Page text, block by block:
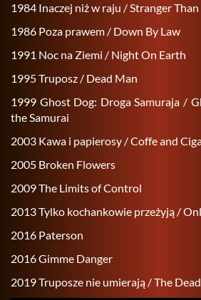
1984 Ina­czej niż w raju / Stran­ger
1986 Poza pra­wem / Down By Law
1991 Noc na Ziemi / Night On Earth
1995 Tru­posz / Dead Man
1999 Ghost Dog: Droga Sa­mu­ra­ja /
the Sa­mu­rai
2003 Kawa i pa­pie­ro­sy / Coffe and
2005 Bro­ken Flo­wers
2009 The Li­mits of Con­trol
2013 Tylko ko­chan­ko­wie prze­ży­ją /
2016 Pa­ter­son
2016 Gimme Dan­ger
2019 Tru­po­sze nie umie­ra­ją / The